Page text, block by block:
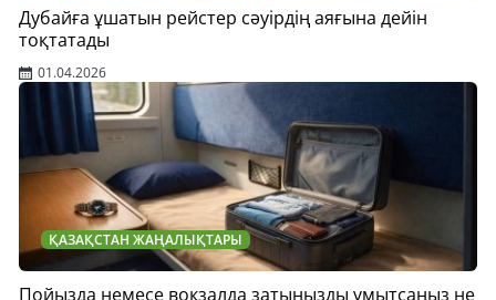
Дубайға ұшатын рейстер сәуірдің аяғына дейін
тоқтатады
01.04.2026
ҚАЗАҚСТАН ЖАҢАЛЫҚТАРЫ
Пойызда немесе вокзалда затыңызды ұмытсаңыз не